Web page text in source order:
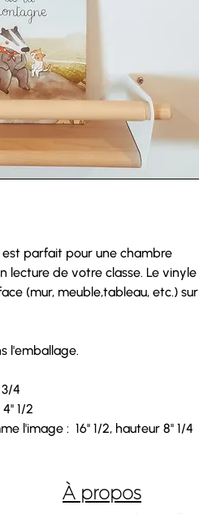
est parfait pour une chambre
lecture de votre classe. Le vinyle
(mur, meuble,tableau, etc.) sur
l'emballage.
4
1/2
l'image : 16'' 1/2, hauteur 8'' 1/4
À propos